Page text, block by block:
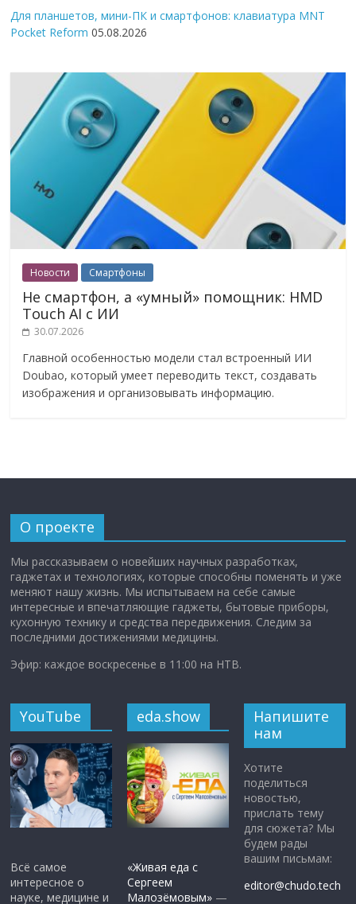
Для планшетов, мини-ПК и смартфонов: клавиатура MNT
Pocket Reform 05.08.2026
Новости Смартфоны
Не смартфон, а «умный» помощник: HMD
Touch AI с ИИ
30.07.2026
Главной особенностью модели стал встроенный ИИ
Doubao, который умеет переводить текст, создавать
изображения и организовывать информацию.
О проекте
Мы рассказываем о новейших научных разработках,
гаджетах и технологиях, которые способны поменять и уже
меняют нашу жизнь. Мы испытываем на себе самые
интересные и впечатляющие гаджеты, бытовые приборы,
кухонную технику и средства передвижения. Следим за
последними достижениями медицины.
Эфир: каждое воскресенье в 11:00 на НТВ.
YouTube
Всё самое
интересное о
науке, медицине и
eda.show
«Живая еда с
Сергеем
Малозёмовым» —
Напишите
нам
Хотите
поделиться
новостью,
прислать тему
для сюжета? Мы
будем рады
вашим письмам:
editor@chudo.tech